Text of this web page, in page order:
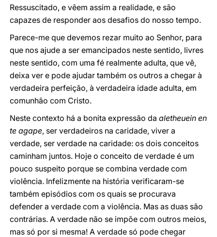
Ressuscitado, e vêem assim a realidade, e são
capazes de responder aos desafios do nosso tempo.
Parece-me que devemos rezar muito ao Senhor, para
que nos ajude a ser emancipados neste sentido, livres
neste sentido, com uma fé realmente adulta, que vê,
deixa ver e pode ajudar também os outros a chegar à
verdadeira perfeição, à verdadeira idade adulta, em
comunhão com Cristo.
Neste contexto há a bonita expressão da aletheuein en
te agape, ser verdadeiros na caridade, viver a
verdade, ser verdade na caridade: os dois conceitos
caminham juntos. Hoje o conceito de verdade é um
pouco suspeito porque se combina verdade com
violência. Infelizmente na história verificaram-se
também episódios com os quais se procurava
defender a verdade com a violência. Mas as duas são
contrárias. A verdade não se impõe com outros meios,
mas só por si mesma! A verdade só pode chegar